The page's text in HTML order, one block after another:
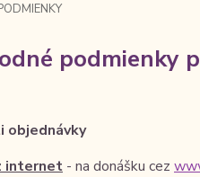
podmienky
objednávky
internet- na donášku cez